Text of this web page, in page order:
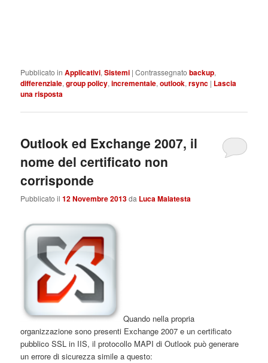
Pubblicato in Applicativi,Sistemi |Contrassegnato backup,
differenziale,group policy,incrementale,outlook,rsync | Lascia
una risposta
Outlook ed Exchange 2007, il
nome del certificato non
corrisponde
Pubblicato il12 Novembre 2013da Luca Malatesta
Quando nella propria
organizzazione sono presenti Exchange 2007 e un certificato
pubblico SSL in IIS, il protocollo MAPI di Outlook può generare
un errore di sicurezza simile a questo: